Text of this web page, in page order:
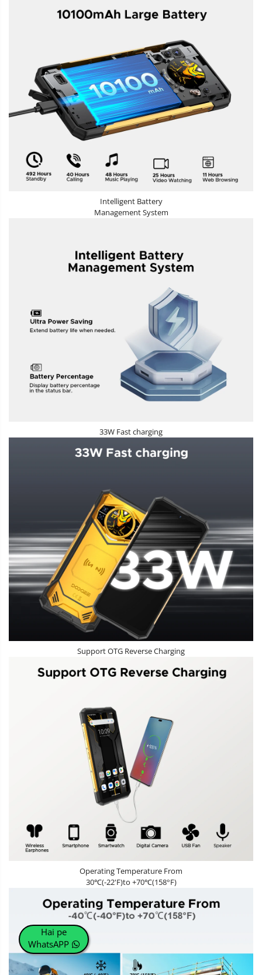
Intelligent Battery
Management System
33W Fast charging
Support OTG Reverse Charging
Operating Temperature From
30℃(-22'F)to +70℃(158°F)
Hai pe
WhatsAPP